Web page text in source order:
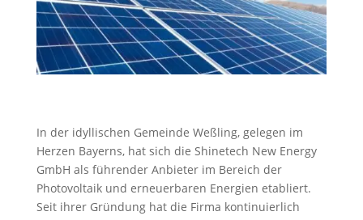
In der idyllischen Gemeinde Weßling, gelegen im
Herzen Bayerns, hat sich die Shinetech New Energy
GmbH als führender Anbieter im Bereich der
Photovoltaik und erneuerbaren Energien etabliert.
Seit ihrer Gründung hat die Firma kontinuierlich